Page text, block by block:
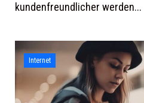
kundenfreundlicher werden...
Internet